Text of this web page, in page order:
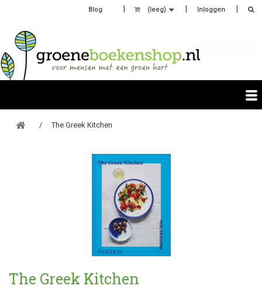
Inloggen
(leeg)
Blog
The Greek Kitchen
The Greek Kitchen